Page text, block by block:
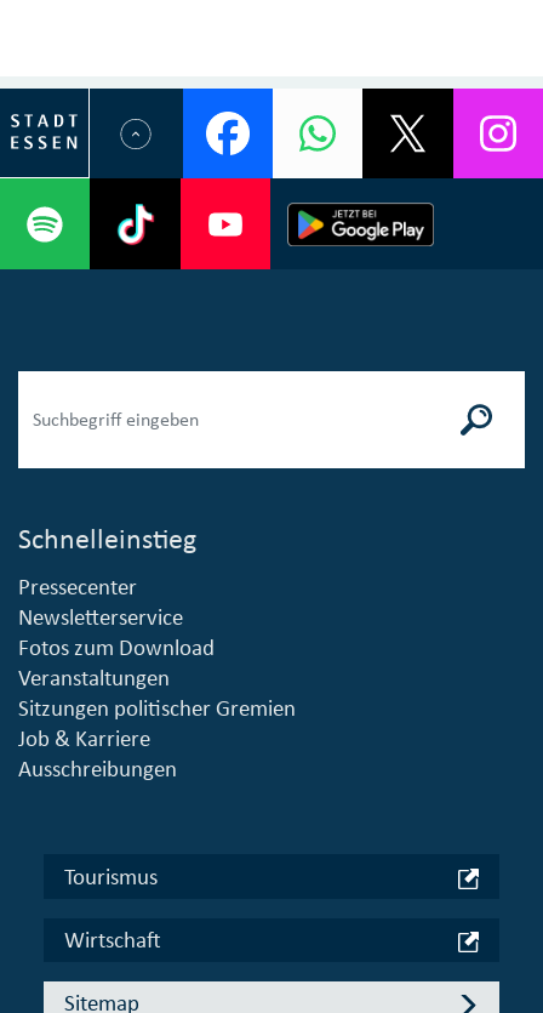
Schnelleinstieg
Pressecenter
Newsletterservice
Fotos zum Download
Veranstaltungen
Sitzungen politischer Gremien
Job & Karriere
Ausschreibungen
Tourismus
Wirtschaft
Sitemap